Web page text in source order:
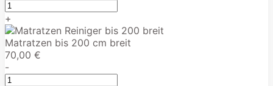
+
Matratzen bis 200 cm breit
70,00 €
-